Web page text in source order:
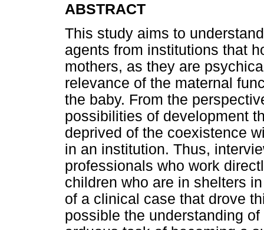
ABSTRACT
This study aims to
agents from institutions that
mothers, as they are
relevance of the maternal
the baby. From the
possibilities of development
deprived of the coexistence
in an institution. Thus,
professionals who work
children who are in shelters
of a clinical case that drove
possible the understanding